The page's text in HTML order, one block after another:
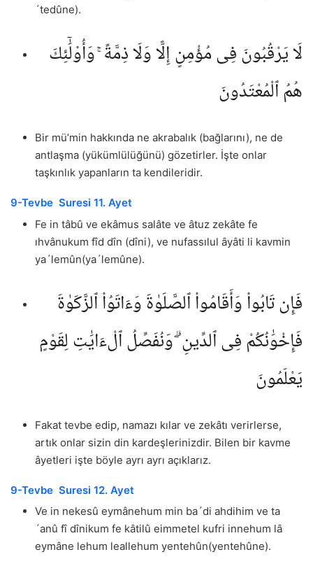
´tedûne).
لَا يَرْقُبُونَ فِى مُؤْمِنٍ إِلًّا وَلَا ذِمَّةً ۚ وَأُو۟لَٰٓئِكَ
هُمُ ٱلْمُعْتَدُونَ
Bir mü’min hakkında ne akrabalık (bağlarını), ne de
antlaşma (yükümlülüğünü) gözetirler. İşte onlar
taşkınlık yapanların ta kendileridir.
9-Tevbe Suresi 11. Ayet
Fe in tâbû ve ekâmus salâte ve âtuz zekâte fe
ıhvânukum fîd dîn (dîni), ve nufassılul âyâti li kavmin
ya´lemûn(ya´lemûne).
فَإِن تَابُوا۟ وَأَقَامُوا۟ ٱلصَّلَوٰةَ وَءَاتَوُا۟ ٱلزَّكَوٰةَ
فَإِخْوَٰنُكُمْ فِى ٱلدِّينِ ۗ وَنُفَصِّلُ ٱلْءَايَٰتِ لِقَوْمٍ
يَعْلَمُونَ
Fakat tevbe edip, namazı kılar ve zekâtı verirlerse,
artık onlar sizin din kardeşlerinizdir. Bilen bir kavme
âyetleri işte böyle ayrı ayrı açıklarız.
9-Tevbe Suresi 12. Ayet
Ve in nekesû eymânehum min ba´di ahdihim ve ta
´anû fî dînikum fe kâtilû eimmetel kufri innehum lâ
eymâne lehum leallehum yentehûn(yentehûne).